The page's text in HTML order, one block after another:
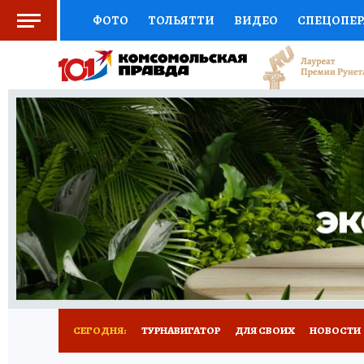
ФОТО ТОЛЬЯТТИ ВИДЕО
СОЦПОДДЕРЖКА НАУКА СПОРТ
ВЫБОР ЭКСПЕРТОВ ДОКТОР
КНИЖНАЯ ПОЛКА ПРОГНОЗЫ НА СПОРТ
ПРЕСС-ЦЕНТР НЕДВИЖИМОСТЬ
КОЛЛЕКЦИИ КП РЕКЛАМА
СЕГОДНЯ: ТУРНАВИГАТОР ДЛЯ СВОИХ НОВОСТИ